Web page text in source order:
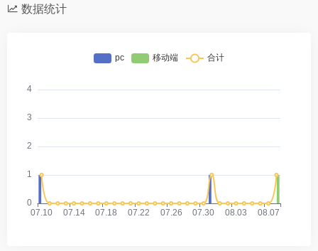
数据统计